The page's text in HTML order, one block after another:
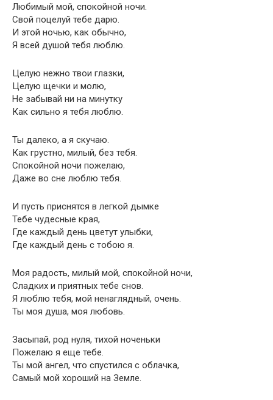
Любимый мой, спокойной ночи.
Свой поцелуй тебе дарю.
И этой ночью, как обычно,
Я всей душой тебя люблю.
Целую нежно твои глазки,
Целую щечки и молю,
Не забывай ни на минутку
Как сильно я тебя люблю.
Ты далеко, а я скучаю.
Как грустно, милый, без тебя.
Спокойной ночи пожелаю,
Даже во сне люблю тебя.
И пусть приснятся в легкой дымке
Тебе чудесные края,
Где каждый день цветут улыбки,
Где каждый день с тобою я.
Моя радость, милый мой, спокойной ночи,
Сладких и приятных тебе снов.
Я люблю тебя, мой ненаглядный, очень.
Ты моя душа, моя любовь.
Засыпай, род нуля, тихой ноченьки
Пожелаю я еще тебе.
Ты мой ангел, что спустился с облачка,
Самый мой хороший на Земле.